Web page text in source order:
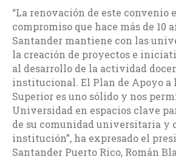
“La renovación de este convenio
compromiso que hace más de 10
Santander mantiene con las
la creación de proyectos e
al desarrollo de la actividad
institucional. El Plan de Apoyo a
Superior es uno sólido y nos
Universidad en espacios clave
de su comunidad universitaria y
institución”, ha expresado el
Santander Puerto Rico, Román